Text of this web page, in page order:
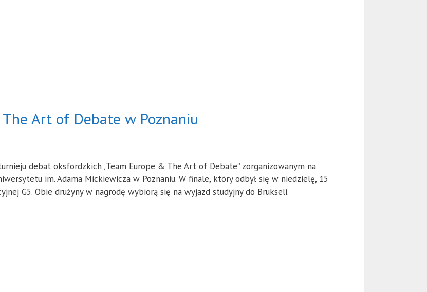
Art of Debate w Poznaniu
debat oksfordzkich „Team Europe & The Art of Debate” zorganizowanym na
im. Adama Mickiewicza w Poznaniu. W finale, który odbył się w niedzielę, 15
G5. Obie drużyny w nagrodę wybiorą się na wyjazd studyjny do Brukseli.